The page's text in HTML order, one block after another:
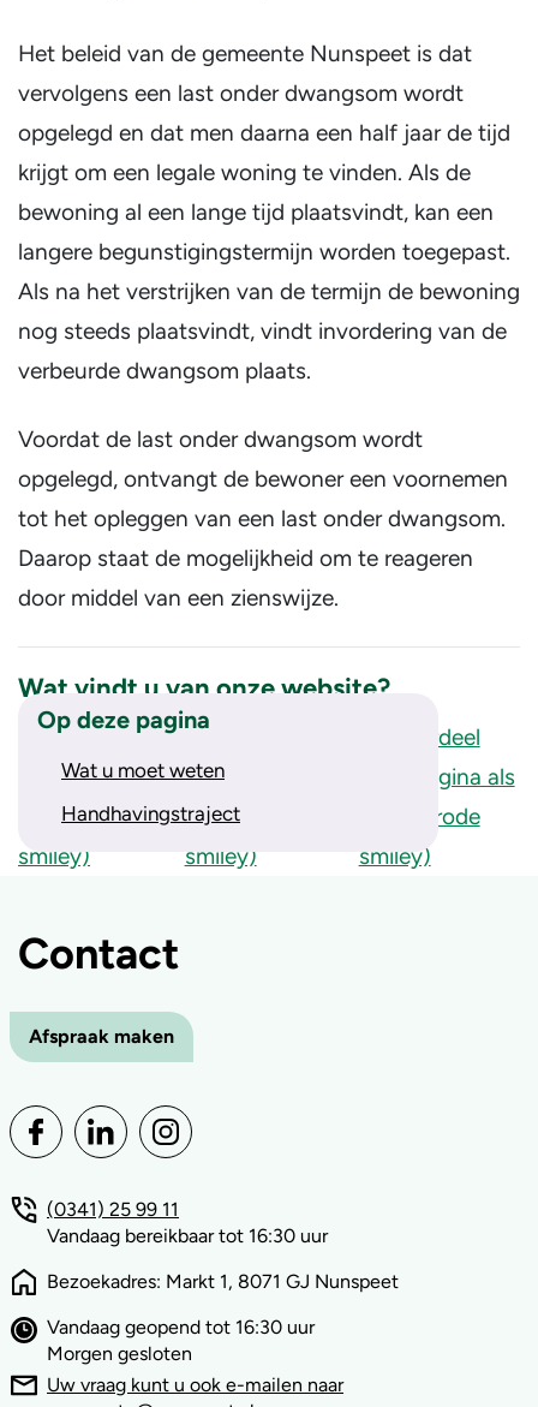
Het beleid van de gemeente Nunspeet is dat
vervolgens een last onder dwangsom wordt
opgelegd en dat men daarna een half jaar de tijd
krijgt om een legale woning te vinden. Als de
bewoning al een lange tijd plaatsvindt, kan een
langere begunstigingstermijn worden toegepast.
Als na het verstrijken van de termijn de bewoning
nog steeds plaatsvindt, vindt invordering van de
verbeurde dwangsom plaats.
Voordat de last onder dwangsom wordt
opgelegd, ontvangt de bewoner een voornemen
tot het opleggen van een last onder dwangsom.
Daarop staat de mogelijkheid om te reageren
door middel van een zienswijze.
Wat vindt u van onze website?
Op deze pagina
Wat u moet weten
Handhavingstraject
Contact
Afspraak maken
(0341) 25 99 11
Vandaag bereikbaar tot 16:30 uur
Bezoekadres: Markt 1, 8071 GJ Nunspeet
Vandaag geopend tot 16:30 uur
Morgen gesloten
Uw vraag kunt u ook e-mailen naar